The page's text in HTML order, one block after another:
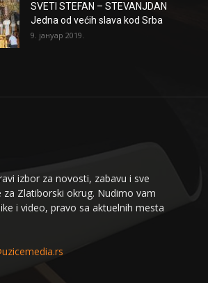
SVETI STEFAN – STEVANJDAN
Jedna od većih slava kod Srba
9. јануар 2019.
izbor za novosti, zabavu i sve
Zlatiborski okrug. Nudimo vam
i video, pravo sa aktuelnih mesta